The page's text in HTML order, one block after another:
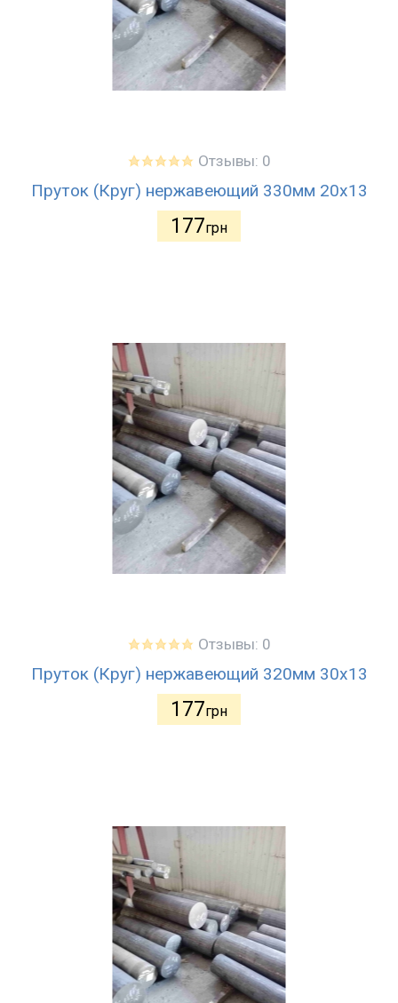
Отзывы: 0
Пруток (Круг) нержавеющий 330мм 20х13
177грн
Отзывы: 0
Пруток (Круг) нержавеющий 320мм 30х13
177грн